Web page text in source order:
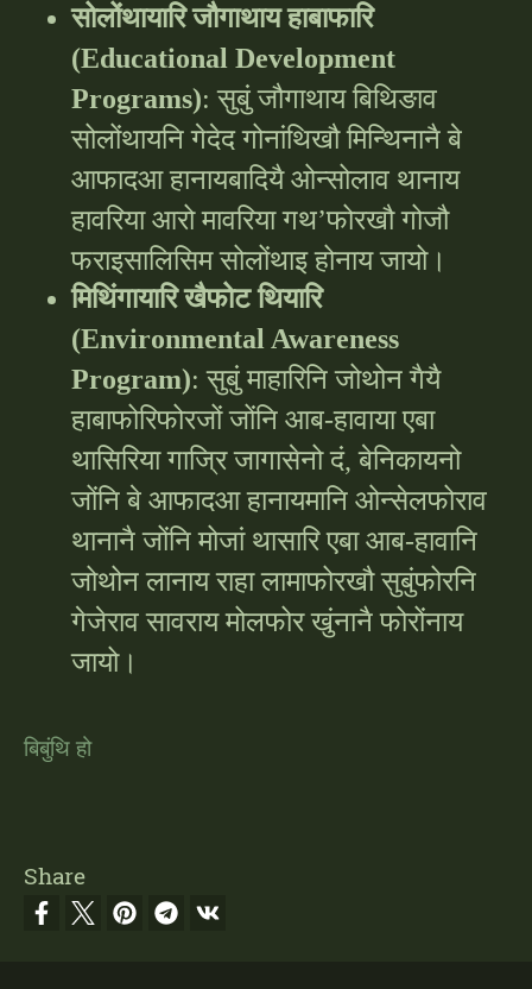
सोलोंथायारि जौगाथाय हाबाफारि
(Educational Development
Programs): सुबुं जौगाथाय बिथिङाव
सोलोंथायनि गेदेद गोनांथिखौ मिन्थिनानै बे
आफादआ हानायबादियै ओन्सोलाव थानाय
हावरिया आरो मावरिया गथ’फोरखौ गोजौ
फराइसालिसिम सोलोंथाइ होनाय जायो।
मिथिंगायारि खैफोट थियारि
(Environmental Awareness
Program): सुबुं माहारिनि जोथोन गैयै
हाबाफोरिफोरजों जोंनि आब-हावाया एबा
थासिरिया गाज्रि जागासेनो दं, बेनिकायनो
जोंनि बे आफादआ हानायमानि ओन्सेलफोराव
थानानै जोंनि मोजां थासारि एबा आब-हावानि
जोथोन लानाय राहा लामाफोरखौ सुबुंफोरनि
गेजेराव सावराय मोलफोर खुंनानै फोरोंनाय
जायो।
बिबुंथि हो
Share